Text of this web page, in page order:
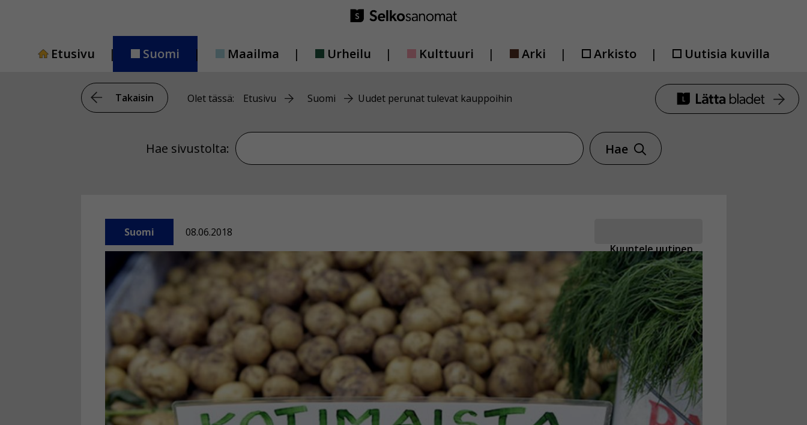
Etusivu
Suomi Maailma Urheilu Kulttuuri Arki Arkisto Uutisia kuvilla
Takaisin Olet tässä: Etusivu Suomi Uudet perunat tulevat kauppoihin
Hae sivustolta: Hae sivustolta
Hae
Kuuntele uutinen
Suomi 08.06.2018